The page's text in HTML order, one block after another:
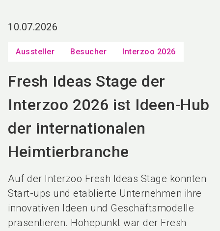
10.07.2026
Aussteller Besucher Interzoo 2026
Fresh Ideas Stage der
Interzoo 2026 ist Ideen-Hub
der internationalen
Heimtierbranche
Auf der Interzoo Fresh Ideas Stage konnten
Start-ups und etablierte Unternehmen ihre
innovativen Ideen und Geschäftsmodelle
präsentieren. Höhepunkt war der Fresh